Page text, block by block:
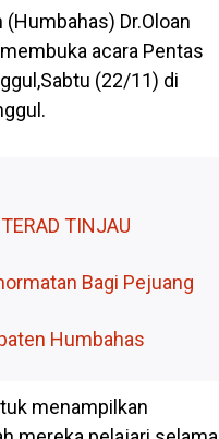
Dr.Oloan
acara Pentas
(22/11) di
TINJAU
Bagi Pejuang
Humbahas
menampilkan